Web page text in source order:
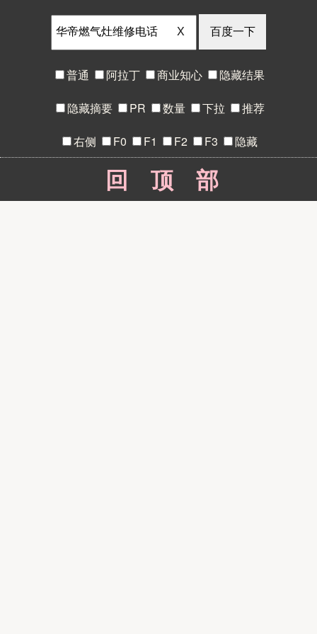
X
普通 阿拉丁 商业知心 隐藏结果
隐藏摘要 PR 数量 下拉 推荐
右侧 F0 F1 F2 F3 隐藏
回顶部